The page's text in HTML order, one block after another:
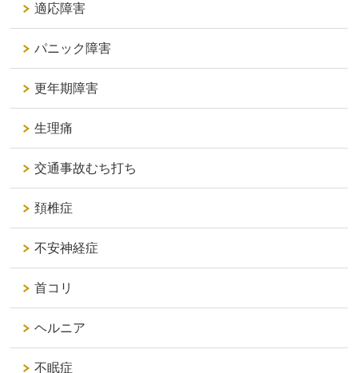
適応障害
パニック障害
更年期障害
生理痛
交通事故むち打ち
頚椎症
不安神経症
首コリ
ヘルニア
不眠症